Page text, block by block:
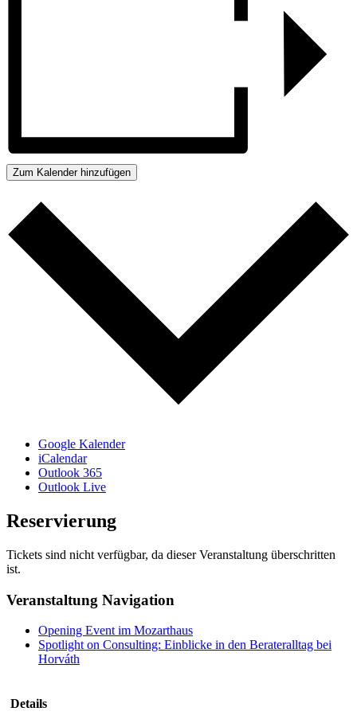
Zum Kalender hinzufügen
Google Kalender
iCalendar
Outlook 365
Outlook Live
Reservierung
Tickets sind nicht verfügbar, da dieser Veranstaltung überschritten
ist.
Veranstaltung Navigation
Opening Event im Mozarthaus
Spotlight on Consulting: Einblicke in den Berateralltag bei
Horváth
Details